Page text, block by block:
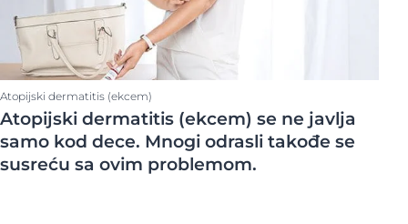
Atopijski dermatitis (ekcem)
Atopijski dermatitis (ekcem) se ne javlja
samo kod dece. Mnogi odrasli takođe se
susreću sa ovim problemom.